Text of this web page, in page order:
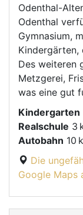
Odenthal-
Odenthal
Gymnasium,
Kindergärten,
Des weiteren
Metzgerei,
was eine gut
Kindergarten
Realschule 3
Autobahn 10
Die
Google Maps